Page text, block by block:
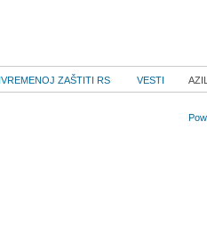
ZAŠTITI RS VESTI